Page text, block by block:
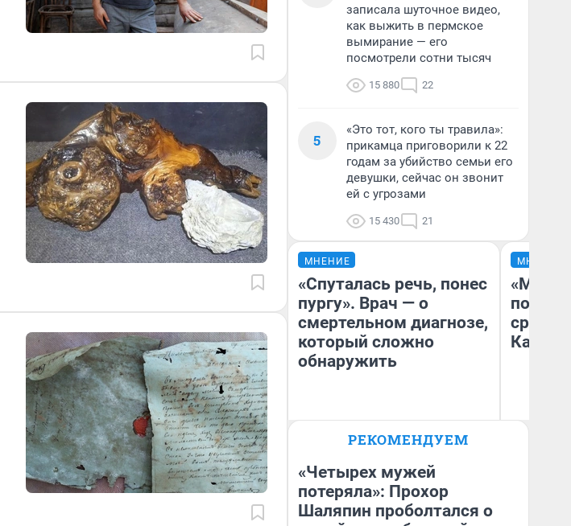
записала шуточное видео,
как выжить в пермское
вымирание — его
посмотрели сотни тысяч
15 880 22
5
«Это тот, кого ты травила»:
прикамца приговорили к 22
годам за убийство семьи его
девушки, сейчас он звонит
ей с угрозами
15 430 21
МНЕНИЕ
«Спуталась речь, понес
пургу». Врач — о
смертельном диагнозе,
который сложно
обнаружить
Главврач клиники
Волковой»
МНЕНИЕ
РЕКОМЕНДУЕМ
«Четырех мужей
потеряла»: Прохор
Шаляпин проболтался о